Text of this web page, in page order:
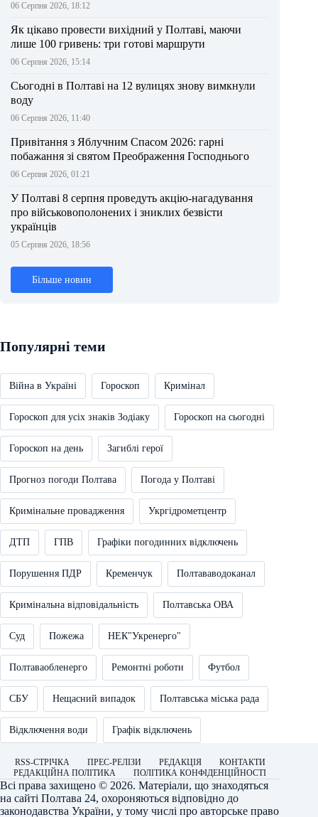
06 Серпня 2026, 18:12
Як цікаво провести вихідний у Полтаві, маючи
лише 100 гривень: три готові маршрути
06 Серпня 2026, 15:14
Сьогодні в Полтаві на 12 вулицях знову вимкнули
воду
06 Серпня 2026, 11:40
Привітання з Яблучним Спасом 2026: гарні
побажання зі святом Преображення Господнього
06 Серпня 2026, 01:21
У Полтаві 8 серпня проведуть акцію-нагадування
про військовополонених і зниклих безвісти
українців
05 Серпня 2026, 18:56
Більше новин
Популярні теми
Війна в Україні Гороскоп Кримінал
Гороскоп для усіх знаків Зодіаку Гороскоп на сьогодні
Гороскоп на день Загиблі герої
Прогноз погоди Полтава Погода у Полтаві
Кримінальне провадження Укргідрометцентр
ДТП ГПВ Графіки погодинних відключень
Порушення ПДР Кременчук Полтававодоканал
Кримінальна відповідальність Полтавська ОВА
Суд Пожежа НЕК"Укренерго"
Полтаваобленерго Ремонтні роботи Футбол
СБУ Нещасний випадок Полтавська міська рада
Відключення води Графік відключень
RSS-СТРІЧКА ПРЕС-РЕЛІЗИ РЕДАКЦІЯ
КОНТАКТИ
РЕДАКЦІЙНА ПОЛІТИКА
ПОЛІТИКА КОНФІДЕНЦІЙНОСТІ
Всі права захищено © 2026. Матеріали, що знаходяться
на сайті Полтава 24, охороняються відповідно до
законодавства України, у тому числі про авторське право